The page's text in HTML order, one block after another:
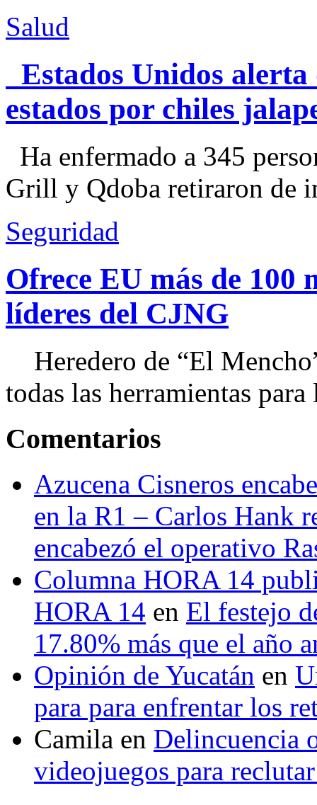
Salud
Estados Unidos alerta
estados por chiles
Ha enfermado a 345
Grill y Qdoba retiraron de
Seguridad
Ofrece EU más de 100
líderes del CJNG
Heredero de “El
todas las herramientas
Comentarios
Azucena Cisneros
en la R1 – Carlos Hank
encabezó el operativo
Columna HORA 14
HORA 14 en El festejo
17.80% más que el año
Opinión de Yucatán en
para para enfrentar los
Camila en Delincuencia
videojuegos para